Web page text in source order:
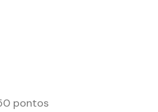
pontos